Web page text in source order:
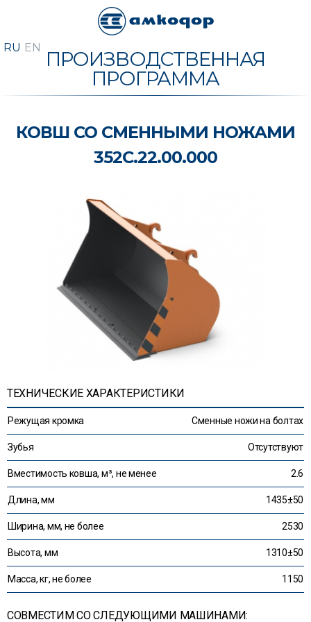
ПРОИЗВОДСТВЕННАЯ
ПРОГРАММА
КОВШ СО СМЕННЫМИ НОЖАМИ
352С.22.00.000
ТЕХНИЧЕСКИЕ ХАРАКТЕРИСТИКИ
Режущая кромка Сменные ножи на болтах
Зубья Отсутствуют
Вместимость ковша, м³, не менее 2.6
Длина, мм 1435±50
Ширина, мм, не более 2530
Высота, мм 1310±50
Масса, кг, не более 1150
СОВМЕСТИМ СО СЛЕДУЮЩИМИ МАШИНАМИ: